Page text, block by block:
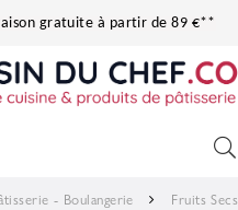
gratuite à partir de 89 €**
- Boulangerie
Fruits Secs